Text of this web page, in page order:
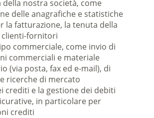
della nostra società, come
delle anagrafiche e statistiche
la fatturazione, la tenuta della
fornitori
commerciale, come invio di
commerciali e materiale
(via posta, fax ed e-mail), di
ricerche di mercato
crediti e la gestione dei debiti
in particolare per
crediti